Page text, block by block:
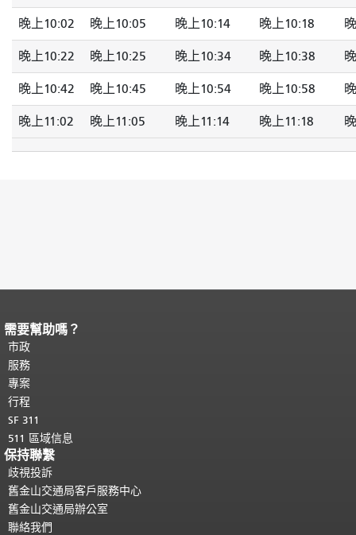
晚上10:02 晚上10:05 晚上10:14 晚上10:18
晚上10:22 晚上10:25 晚上10:34 晚上10:38
晚上10:42 晚上10:45 晚上10:54 晚上10:58
晚上11:02 晚上11:05 晚上11:14 晚上11:18
頁面內容結束。
都會重複顯示。
需要幫助嗎？
市政
服務
專案
行程
SF 311
511 區域信息
保持聯繫
歧視投訴
舊金山交通局客戶服務中心
舊金山交通局辦公室
聯絡我們